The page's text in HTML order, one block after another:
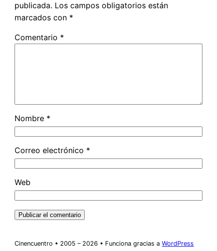
publicada. Los campos obligatorios están
marcados con *
Comentario *
Nombre *
Correo electrónico *
Web
Cinencuentro • 2005 – 2026 • Funciona gracias aWordPress